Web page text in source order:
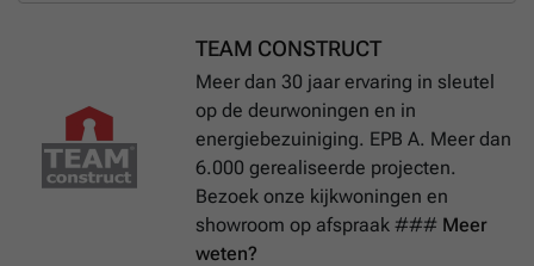
TEAM CONSTRUCT
Meer dan 30 jaar ervaring in sleutel
op de deurwoningen en in
energiebezuiniging. EPB A. Meer dan
6.000 gerealiseerde projecten.
Bezoek onze kijkwoningen en
showroom op afspraak ### Meer
weten?